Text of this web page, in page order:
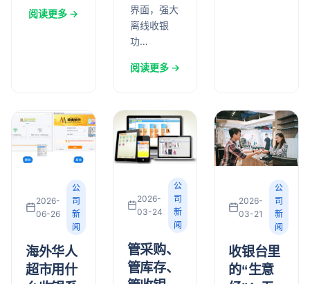
阅读更多 →
界面，强大
离线收银
功…
阅读更多 →
2026-
06-26
公
司
新
闻
海外华人
超市用什
2026-
03-24
公
司
新
闻
管采购、
管库存、
2026-
03-21
公
司
新
闻
收银台里
的“生意